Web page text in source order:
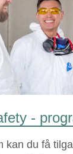
-
kan du få